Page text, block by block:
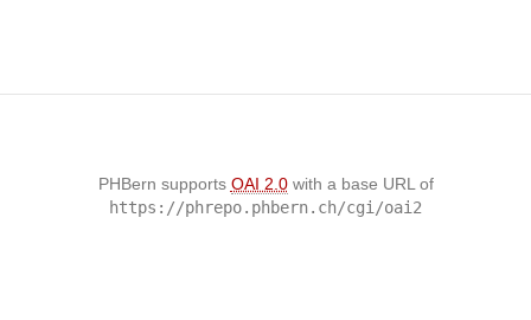
PHBern supports OAI 2.0with a base URL of
https://phrepo.phbern.ch/cgi/oai2